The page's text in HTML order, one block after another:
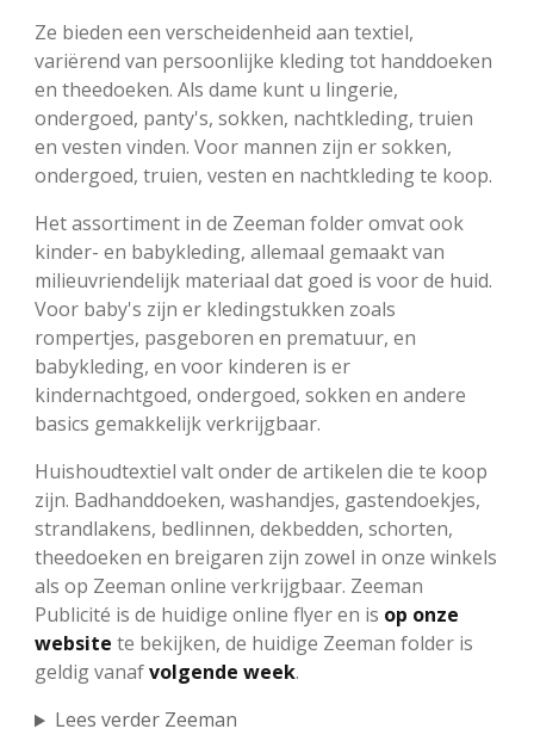
Ze bieden een verscheidenheid aan textiel,
variërend van persoonlijke kleding tot handdoeken
en theedoeken. Als dame kunt u lingerie,
ondergoed, panty's, sokken, nachtkleding, truien
en vesten vinden. Voor mannen zijn er sokken,
ondergoed, truien, vesten en nachtkleding te koop.
Het assortiment in de Zeeman folder omvat ook
kinder- en babykleding, allemaal gemaakt van
milieuvriendelijk materiaal dat goed is voor de huid.
Voor baby's zijn er kledingstukken zoals
rompertjes, pasgeboren en prematuur, en
babykleding, en voor kinderen is er
kindernachtgoed, ondergoed, sokken en andere
basics gemakkelijk verkrijgbaar.
Huishoudtextiel valt onder de artikelen die te koop
zijn. Badhanddoeken, washandjes, gastendoekjes,
strandlakens, bedlinnen, dekbedden, schorten,
theedoeken en breigaren zijn zowel in onze winkels
als op Zeeman online verkrijgbaar. Zeeman
Publicité is de huidige online flyer en is op onze
website te bekijken, de huidige Zeeman folder is
geldig vanafvolgende week.
Lees verder Zeeman